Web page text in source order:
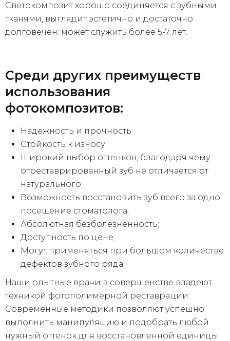
Светокомпозит хорошо соединяется с зубными
тканями, выглядит эстетично и достаточно
долговечен: может служить более 5-7 лет.
Среди других преимуществ
использования
фотокомпозитов:
Надежность и прочность
Стойкость к износу
Широкий выбор оттенков, благодаря чему
отреставрированный зуб не отличается от
натурального;
Возможность восстановить зуб всего за одно
посещение стоматолога;
Абсолютная безболезненность;
Доступность по цене;
Могут применяться при большом количестве
дефектов зубного ряда.
Наши опытные врачи в совершенстве владеют
техникой фотополимерной реставрации.
Современные методики позволяют успешно
выполнить манипуляцию и подобрать любой
нужный оттенок для восстановленной единицы.